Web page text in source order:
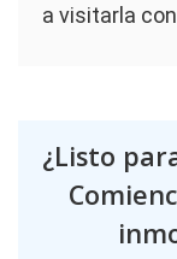
a visitarla
¿Listo